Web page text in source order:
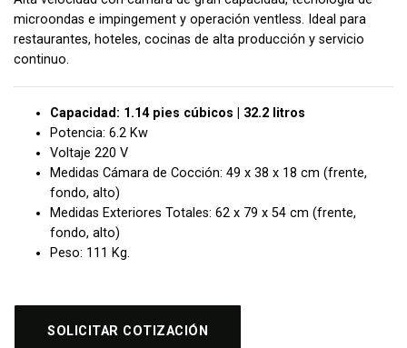
microondas e impingement y operación ventless. Ideal para
restaurantes, hoteles, cocinas de alta producción y servicio
continuo.
Capacidad: 1.14 pies cúbicos | 32.2 litros
Potencia: 6.2 Kw
Voltaje 220 V
Medidas Cámara de Cocción: 49 x 38 x 18 cm (frente,
fondo, alto)
Medidas Exteriores Totales: 62 x 79 x 54 cm (frente,
fondo, alto)
Peso: 111 Kg.
SOLICITAR COTIZACIÓN